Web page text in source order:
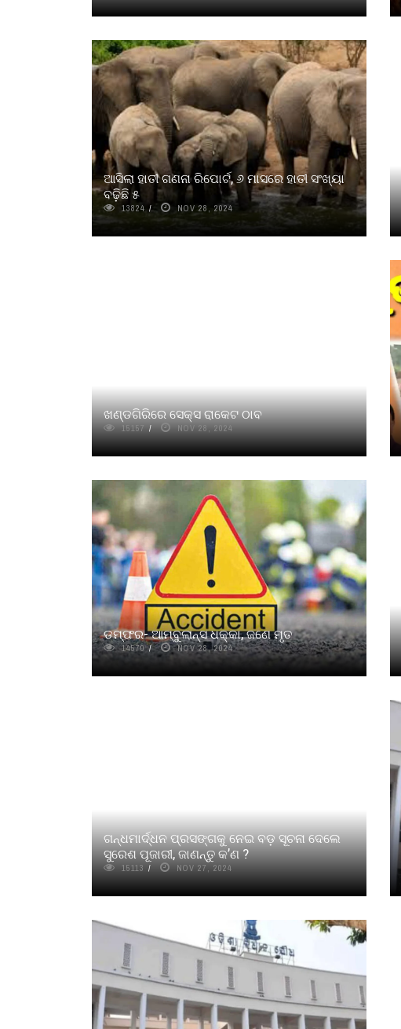
ଆସିଲା ହାତୀ ଗଣନା ରିପୋର୍ଟ, ୬ ମାସରେ ହାତୀ ସଂଖ୍ୟା
ବଢ଼ିଛି ୫
13824 NOV 28, 2024
ଖଣ୍ଡଗିରିରେ ସେକ୍ସ ରାକେଟ ଠାବ
15157 NOV 28, 2024
ଡମ୍ଫର- ଆମ୍ବୁଲାନ୍ସ ଧକ୍କା, ଜଣେ ମୃତ
14570 NOV 28, 2024
ଗନ୍ଧମାର୍ଦ୍ଧନ ପ୍ରସଙ୍ଗକୁ ନେଇ ବଡ଼ ସୂଚନା ଦେଲେ
ସୁରେଶ ପୂଜାରୀ, ଜାଣନ୍ତୁ କ’ଣ ?
15113 NOV 27, 2024